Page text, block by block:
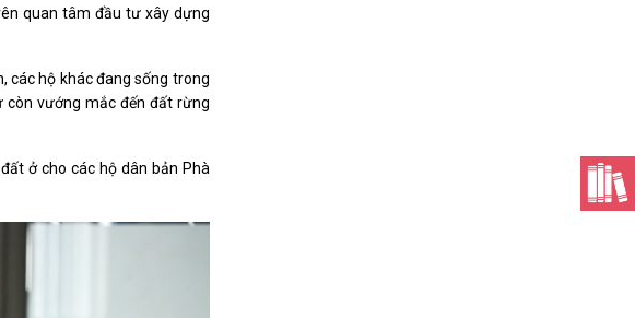
quan tâm đầu tư xây dựng
các hộ khác đang sống trong
còn vướng mắc đến đất rừng
ở cho các hộ dân bản Phà